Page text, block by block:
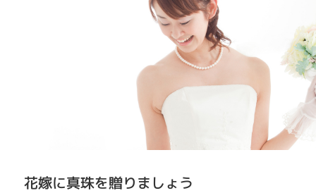
花嫁に真珠を贈りましょう